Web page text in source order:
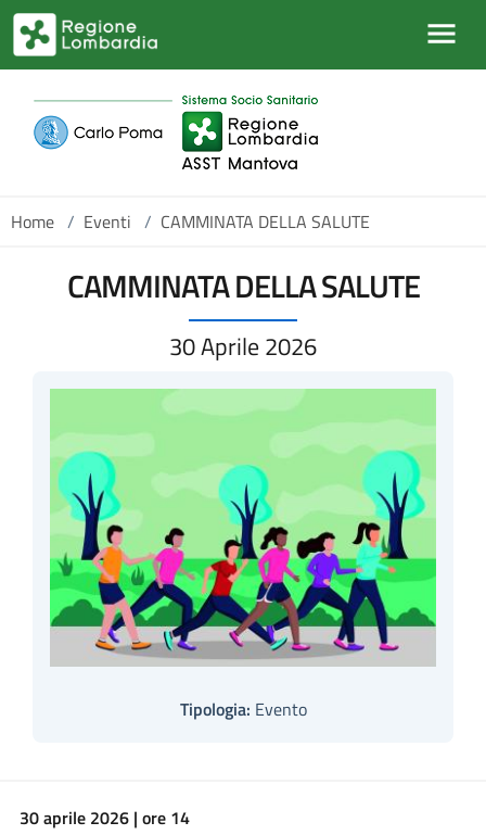
Salta al contenuto principale
Home / Eventi / CAMMINATA DELLA SALUTE
CAMMINATA DELLA SALUTE
30 Aprile 2026
Tipologia: Evento
30 aprile 2026 | ore 14